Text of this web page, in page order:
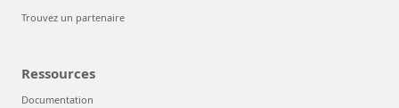
Trouvez un partenaire
Ressources
Documentation